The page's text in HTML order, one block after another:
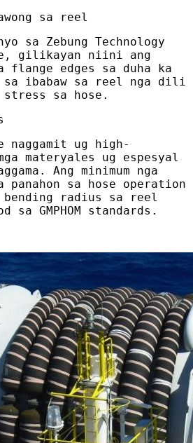
sa reel
sa Zebung Technology
gilikayan niini ang
edges sa duha ka
sa ibabaw sa reel nga dili
stress sa hose.
ug high-
materyales ug espesyal
Ang minimum nga
panahon sa hose operation
bending radius sa reel
sa GMPHOM standards.